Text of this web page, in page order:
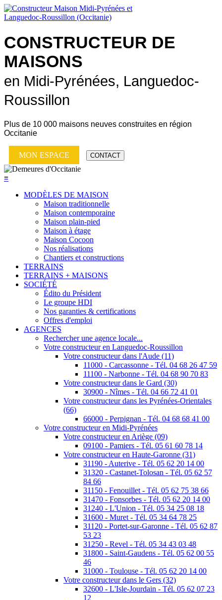
CONSTRUCTEUR DE
MAISONS
en Midi-Pyrénées, Languedoc-
Roussillon
Plus de 10 000 maisons neuves construites en région
Occitanie
MON ESPACE CONTACT
≡
MODÈLES DE MAISON
Maison traditionnelle
Maison contemporaine
Maison plain-pied
Maison à étage
Maison Cocoon
Nos réalisations
Chantiers et constructions
TERRAINS
TERRAINS + MAISONS
SOCIÉTÉ
Édito du Président
Le groupe HDI
Nos garanties & certifications
Offres d'emploi
AGENCES
Rechercher une agence locale...
Votre constructeur en Languedoc-Roussillon
Votre constructeur dans l'Aude (11)
11000 - Carcassonne - Tél. 04 68 26 47 59
11100 - Narbonne - Tél. 04 68 90 70 83
Votre constructeur dans le Gard (30)
30900 - Nîmes - Tél. 04 66 72 41 01
Votre constructeur dans les Pyrénées-Orientales
(66)
66000 - Perpignan - Tél. 04 68 68 41 00
Votre constructeur en Midi-Pyrénées
Votre constructeur en Ariège (09)
09100 - Pamiers - Tél. 05 61 60 78 14
Votre constructeur en Haute-Garonne (31)
31190 - Auterive - Tél. 05 62 20 14 00
31320 - Castanet-Tolosan - Tél. 05 62 57
84 66
31150 - Fenouillet - Tél. 05 62 75 38 66
31470 - Fonsorbes - Tél. 05 62 20 14 00
31240 - L'Union - Tél. 05 34 25 08 18
31600 - Muret - Tél. 05 34 64 78 25
31120 - Portet-sur-Garonne - Tél. 05 62 87
53 23
31250 - Revel - Tél. 05 34 43 03 48
31800 - Saint-Gaudens - Tél. 05 62 00 55
46
31000 - Toulouse - Tél. 05 62 20 14 00
Votre constructeur dans le Gers (32)
32600 - L'Isle-Jourdain - Tél. 05 62 07 23
12